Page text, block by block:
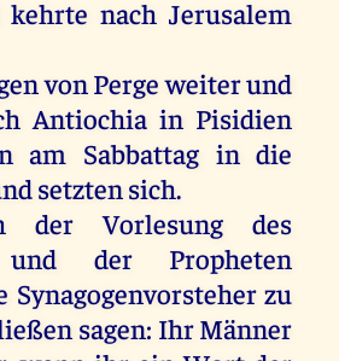
kehrte nach Jerusalem
vonPergeweiterund
Antiochiain Pisidien
am Sabbattag in die
setztensich.
der Vorlesungdes
und der
Propheten
Synagogenvorsteherzu
sagen: IhrMänner